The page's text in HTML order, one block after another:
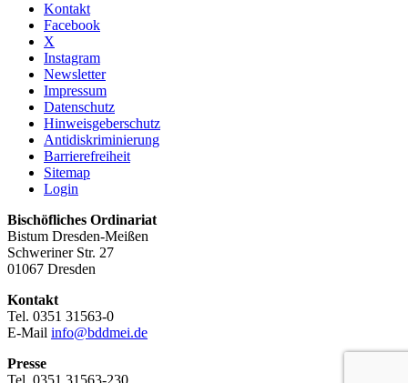
Kontakt
Facebook
X
Instagram
Newsletter
Impressum
Datenschutz
Hinweisgeberschutz
Antidiskriminierung
Barrierefreiheit
Sitemap
Login
Bischöfliches Ordinariat
Bistum Dresden-Meißen
Schweriner Str. 27
01067 Dresden
Kontakt
Tel. 0351 31563-0
E-Mail info@bddmei.de
Presse
Tel. 0351 31563-230